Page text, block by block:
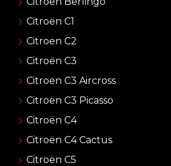
Citroën C1
Citroen C2
Citroën C3
Citroen C3 Aircross
Citroën C3 Picasso
Citroën C4
Citroën C4 Cactus
Citroën C5